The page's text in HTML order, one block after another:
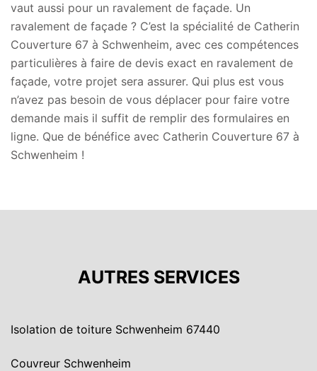
vaut aussi pour un ravalement de façade. Un
ravalement de façade ? C’est la spécialité de Catherin
Couverture 67 à Schwenheim, avec ces compétences
particulières à faire de devis exact en ravalement de
façade, votre projet sera assurer. Qui plus est vous
n’avez pas besoin de vous déplacer pour faire votre
demande mais il suffit de remplir des formulaires en
ligne. Que de bénéfice avec Catherin Couverture 67 à
Schwenheim !
AUTRES SERVICES
Isolation de toiture Schwenheim 67440
Couvreur Schwenheim